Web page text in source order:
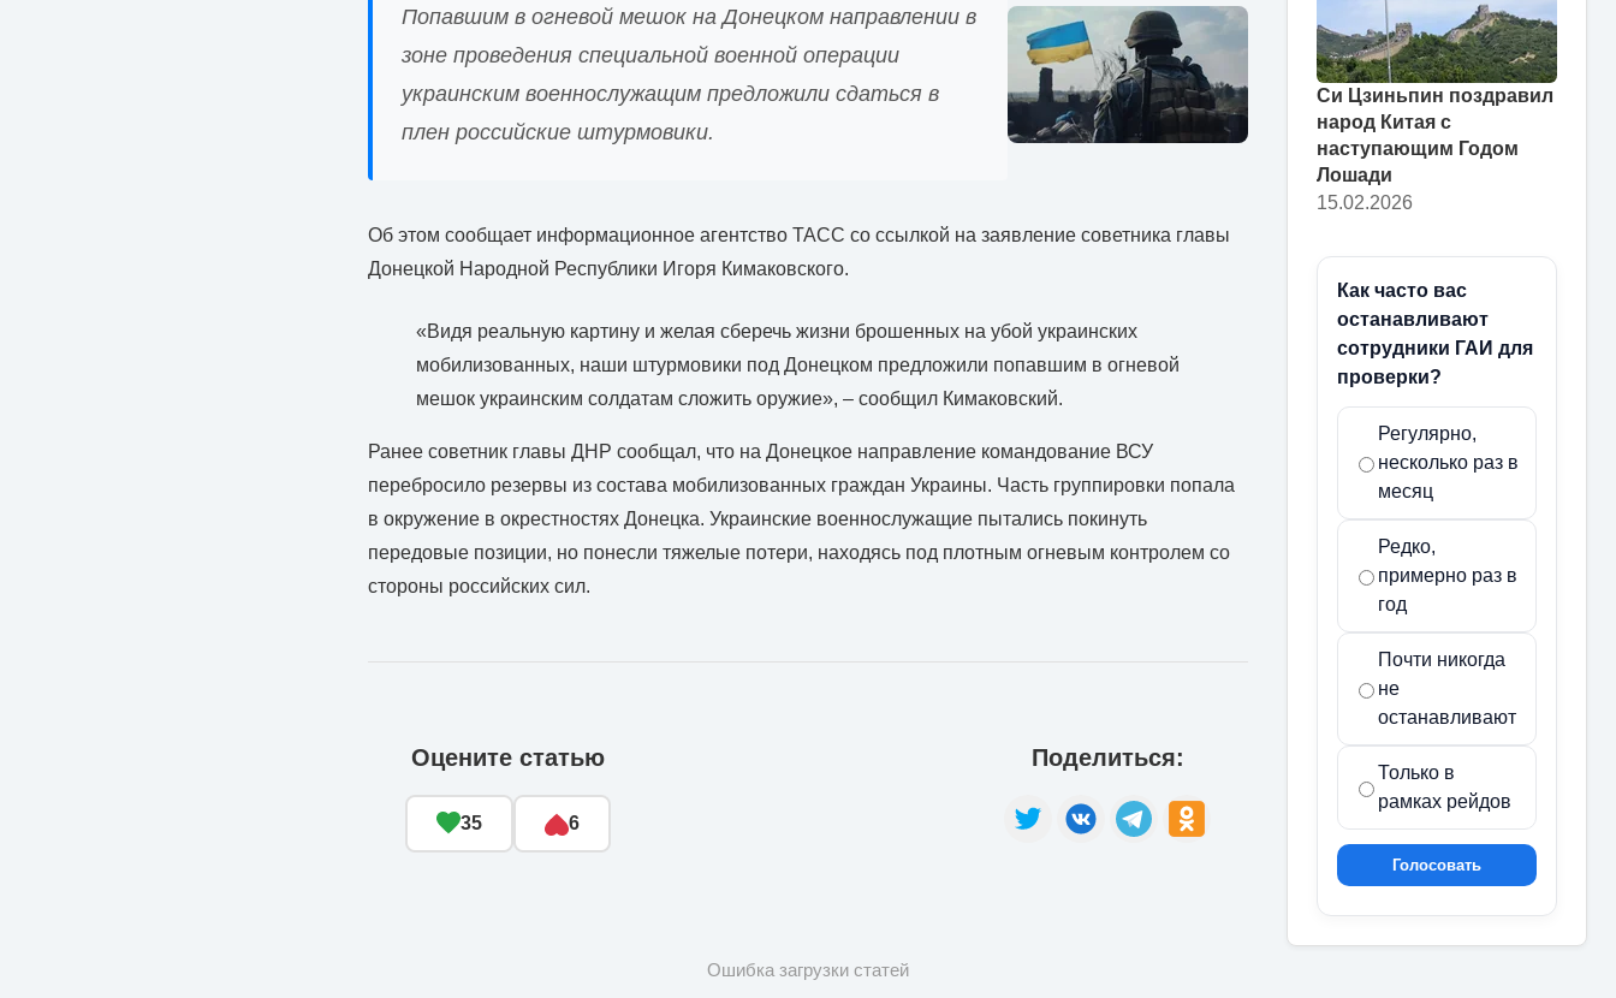
Попавшим в огневой мешок на Донецком направлении в
зоне проведения специальной военной операции
украинским военнослужащим предложили сдаться в
плен российские штурмовики.
Об этом сообщает информационное агентство ТАСС со ссылкой на заявление советника главы
Донецкой Народной Республики Игоря Кимаковского.
«Видя реальную картину и желая сберечь жизни брошенных на убой украинских
мобилизованных, наши штурмовики под Донецком предложили попавшим в огневой
мешок украинским солдатам сложить оружие», – сообщил Кимаковский.
Ранее советник главы ДНР сообщал, что на Донецкое направление командование ВСУ
перебросило резервы из состава мобилизованных граждан Украины. Часть группировки попала
в окружение в окрестностях Донецка. Украинские военнослужащие пытались покинуть
передовые позиции, но понесли тяжелые потери, находясь под плотным огневым контролем со
стороны российских сил.
Оцените статью
35 6
Поделиться:
Ошибка загрузки статей
Си Цзиньпин поздравил
народ Китая с
наступающим Годом
Лошади
15.02.2026
Как часто вас
останавливают
сотрудники ГАИ для
проверки?
Регулярно,
несколько раз в
месяц
Редко,
примерно раз в
год
Почти никогда
не
останавливают
Только в
рамках рейдов
Голосовать